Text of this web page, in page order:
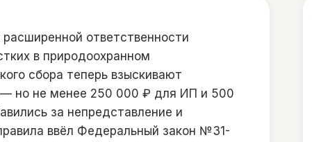
ответственности
в природоохранном
сбора теперь взыскивают
— но не менее 250 000 ₽ для ИП и 500
за непредставление и
ввёл Федеральный закон №31-